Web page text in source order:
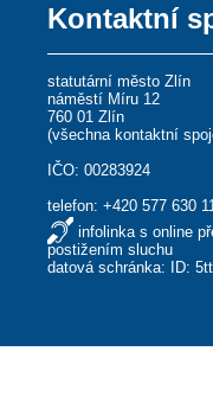
Kontaktní
statutární město Zlín
náměstí Míru 12
760 01 Zlín
(všechna kontaktní
IČO: 00283924
telefon:+420 577 630
infolinka s online
postižením sluchu
datová schránka: ID: